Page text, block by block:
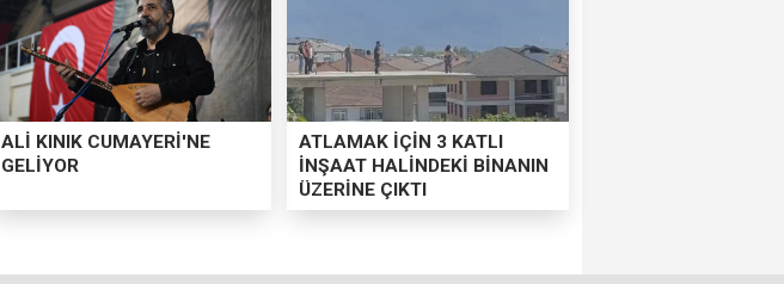
ALİ KINIK CUMAYERİ'NE
GELİYOR
ATLAMAK İÇİN 3 KATLI
İNŞAAT HALİNDEKİ BİNANIN
ÜZERİNE ÇIKTI